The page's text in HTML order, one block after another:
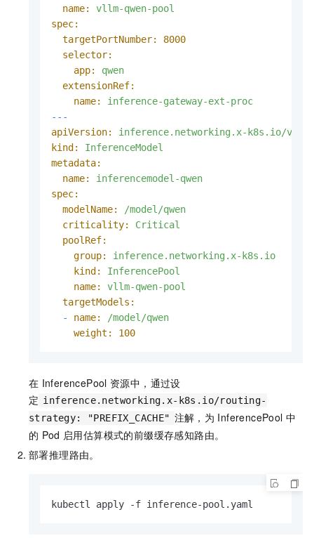
name:
vllm-qwen-pool
spec:
targetPortNumber:
8000
selector:
app:
qwen
extensionRef:
name:
inference-gateway-ext-proc
---
apiVersion:
inference.networking.x-k8s.io/
kind:
InferenceModel
metadata:
name:
inferencemodel-qwen
spec:
modelName:
/model/qwen
criticality:
Critical
poolRef:
group:
inference.networking.x-k8s.io
kind:
InferencePool
name:
vllm-qwen-pool
targetModels:
-
name:
/model/qwen
weight:
100
在 InferencePool 资源中，通过设
定 inference.networking.x-k8s.io/routing-
strategy: "PREFIX_CACHE" 注解，为 InferencePool 中
的 Pod 启用估算模式的前缀缓存感知路由。
部署推理路由。
kubectl apply -f inference-pool.yaml